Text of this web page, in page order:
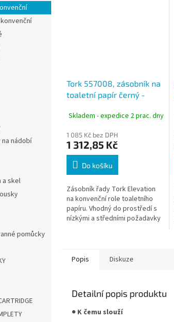
nádobí
a skel
pomůcky
Tork 557008, zásobník na
toaletní papír černý -
Skladem - expedice 2 prac. dny
1 085 Kč bez DPH
1 312,85 Kč
Do košíku
Zásobník řady Tork Elevation
na konvenční role toaletního
papíru. Vhodný do prostředí s
nízkými a středními požadavky
Popis
Diskuze
Detailní popis produktu
● K čemu slouží